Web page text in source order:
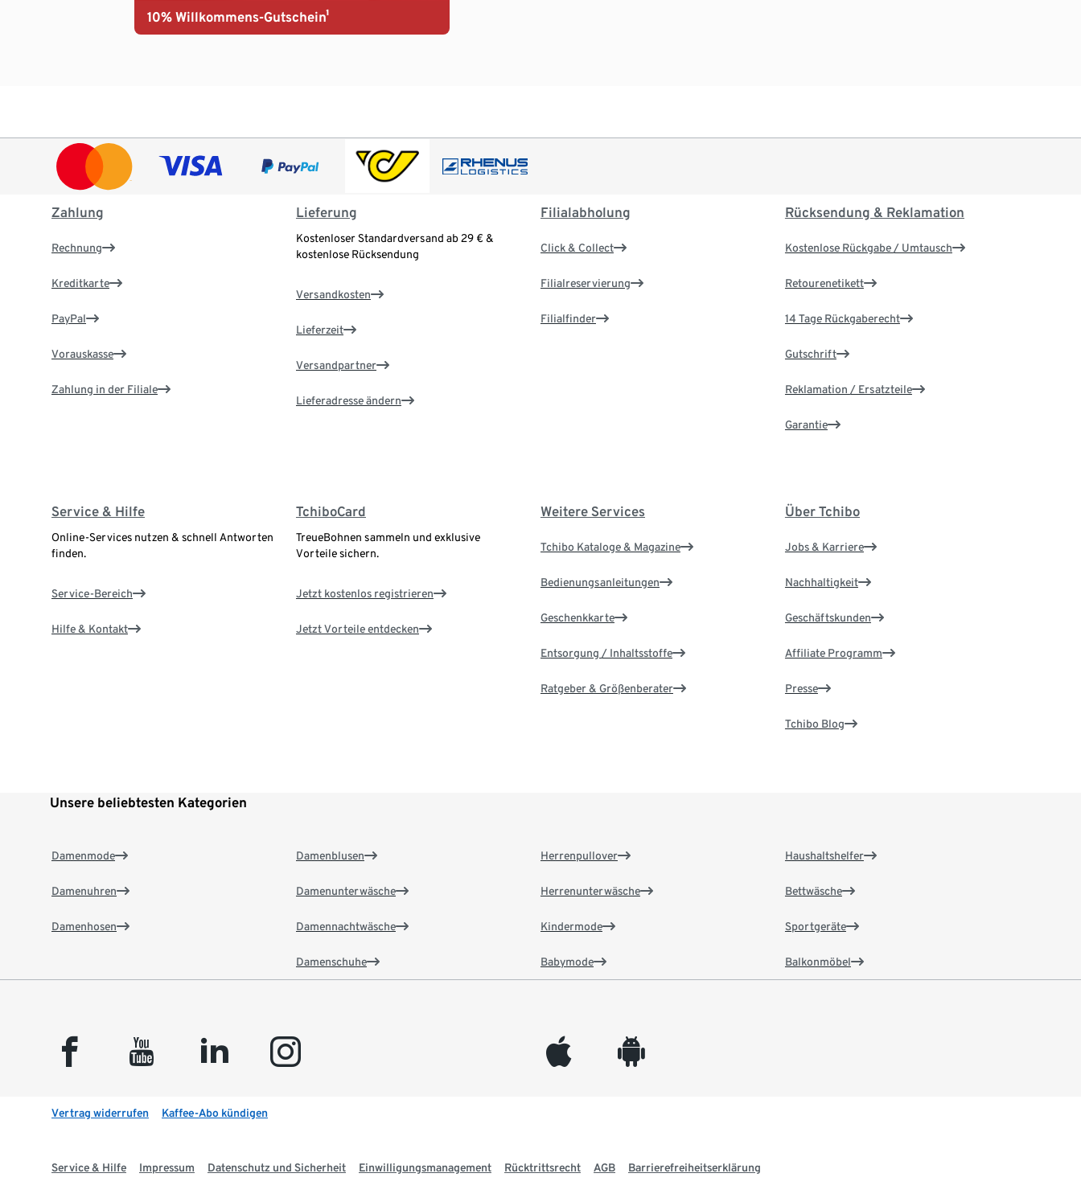
10% Willkommens-Gutschein¹
Zahlung
Rechnung
Kreditkarte
PayPal
Vorauskasse
Zahlung in der Filiale
Lieferung
Kostenloser Standardversand ab 29 € &
kostenlose Rücksendung
Versandkosten
Lieferzeit
Versandpartner
Lieferadresse ändern
Filialabholung
Click & Collect
Filialreservierung
Filialfinder
Rücksendung & Reklamation
Kostenlose Rückgabe / Umtausch
Retourenetikett
14 Tage Rückgaberecht
Gutschrift
Reklamation / Ersatzteile
Garantie
Service & Hilfe
Online-Services nutzen & schnell Antworten
finden.
Service-Bereich
Hilfe & Kontakt
TchiboCard
TreueBohnen sammeln und exklusive
Vorteile sichern.
Jetzt kostenlos registrieren
Jetzt Vorteile entdecken
Weitere Services
Tchibo Kataloge & Magazine
Bedienungsanleitungen
Geschenkkarte
Entsorgung / Inhaltsstoffe
Ratgeber & Größenberater
Über Tchibo
Jobs & Karriere
Nachhaltigkeit
Geschäftskunden
Affiliate Programm
Presse
Tchibo Blog
Unsere beliebtesten Kategorien
Damenmode
Damenuhren
Damenhosen
Damenblusen
Damenunterwäsche
Damennachtwäsche
Damenschuhe
Herrenpullover
Herrenunterwäsche
Kindermode
Babymode
Haushaltshelfer
Bettwäsche
Sportgeräte
Balkonmöbel
facebook youtube linkedin instagram appleinc android
Vertrag widerrufen Kaffee-Abo kündigen
Service & Hilfe Impressum Datenschutz und Sicherheit Einwilligungsmanagement Rücktrittsrecht AGB Barrierefreiheitserklärung